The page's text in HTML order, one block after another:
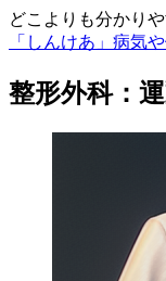
どこよりも分かり
「しんけあ」病気
整形外科：